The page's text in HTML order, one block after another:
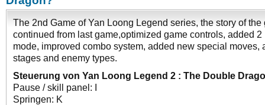
The 2nd Game of Yan Loong Legend series, the story of the
continued from last game,optimized game controls, added 2
mode, improved combo system, added new special moves,
stages and enemy types.
Steuerung von Yan Loong Legend 2 : The Double
Pause / skill panel: I
Springen: K